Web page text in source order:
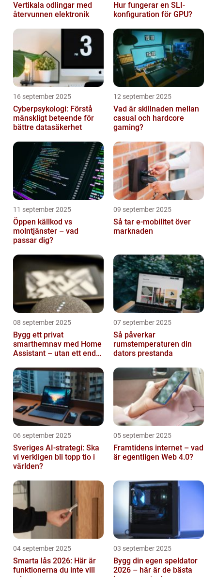
Vertikala odlingar med
återvunnen elektronik
Hur fungerar en SLI-
konfiguration för GPU?
16 september 2025
Cyberpsykologi: Förstå
mänskligt beteende för
bättre datasäkerhet
12 september 2025
Vad är skillnaden mellan
casual och hardcore
gaming?
11 september 2025
Öppen källkod vs
molntjänster – vad
passar dig?
09 september 2025
Så tar e-mobilitet över
marknaden
08 september 2025
Bygg ett privat
smarthemnav med Home
Assistant – utan ett enda
07 september 2025
Så påverkar
rumstemperaturen din
dators prestanda
06 september 2025
Sveriges AI-strategi: Ska
vi verkligen bli topp tio i
världen?
05 september 2025
Framtidens internet – vad
är egentligen Web 4.0?
04 september 2025
Smarta lås 2026: Här är
funktionerna du inte vill
03 september 2025
Bygg din egen speldator
2026 – här är de bästa